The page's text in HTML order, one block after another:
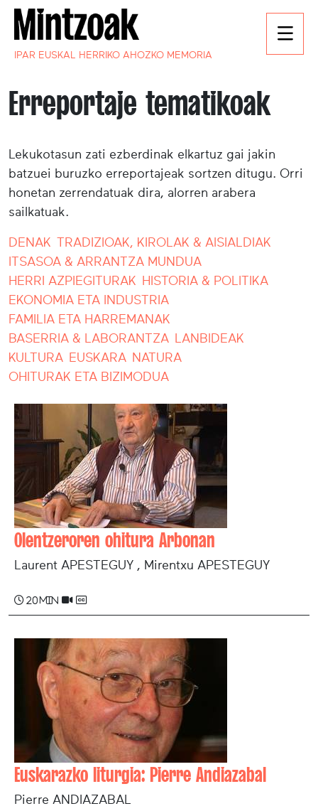
IPAR EUSKAL HERRIKO AHOZKO MEMORIA
Erreportaje tematikoak
Lekukotasun zati ezberdinak elkartuz gai jakin
batzuei buruzko erreportajeak sortzen ditugu. Orri
honetan zerrendatuak dira, alorren arabera
sailkatuak.
DENAK TRADIZIOAK, KIROLAK & AISIALDIAK
ITSASOA & ARRANTZA MUNDUA
HERRI AZPIEGITURAK HISTORIA & POLITIKA
EKONOMIA ETA INDUSTRIA
FAMILIA ETA HARREMANAK
BASERRIA & LABORANTZA LANBIDEAK
KULTURA EUSKARA NATURA
OHITURAK ETA BIZIMODUA
Olentzeroren ohitura Arbonan
Laurent APESTEGUY , Mirentxu APESTEGUY
20 min
Euskarazko liturgia: Pierre Andiazabal
Pierre ANDIAZABAL